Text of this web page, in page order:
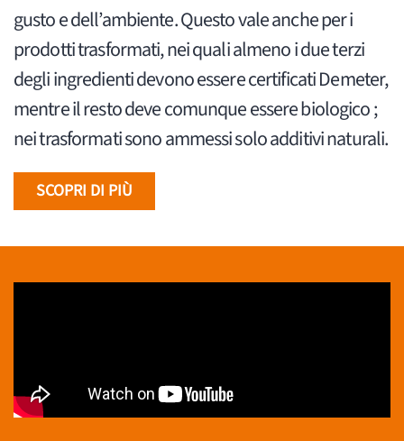
gusto e dell’ambiente. Questo vale anche per i
prodotti trasformati, nei quali almeno i due terzi
degli ingredienti devono essere certificati Demeter,
mentre il resto deve comunque essere biologico ;
nei trasformati sono ammessi solo additivi naturali.
SCOPRI DI PIÙ